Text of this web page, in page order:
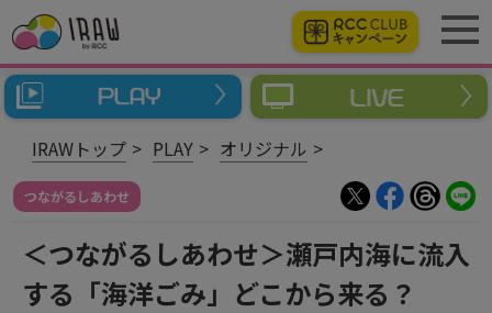
IRAWトップ PLAY オリジナル
つながるしあわせ
＜つながるしあわせ＞瀬戸内海に流入
する「海洋ごみ」どこから来る？